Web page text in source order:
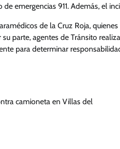
emergencias 911. Además, el
de la Cruz Roja,
su parte, agentes de Tránsito
para determinar
camioneta en Villas del